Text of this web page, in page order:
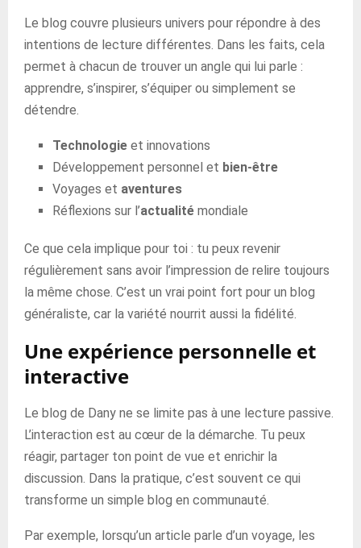
Le blog couvre plusieurs univers pour répondre à des
intentions de lecture différentes. Dans les faits, cela
permet à chacun de trouver un angle qui lui parle :
apprendre, s’inspirer, s’équiper ou simplement se
détendre.
Technologie et innovations
Développement personnel et bien-être
Voyages et aventures
Réflexions sur l’actualité mondiale
Ce que cela implique pour toi : tu peux revenir
régulièrement sans avoir l’impression de relire toujours
la même chose. C’est un vrai point fort pour un blog
généraliste, car la variété nourrit aussi la fidélité.
Une expérience personnelle et
interactive
Le blog de Dany ne se limite pas à une lecture passive.
L’interaction est au cœur de la démarche. Tu peux
réagir, partager ton point de vue et enrichir la
discussion. Dans la pratique, c’est souvent ce qui
transforme un simple blog en communauté.
Par exemple, lorsqu’un article parle d’un voyage, les